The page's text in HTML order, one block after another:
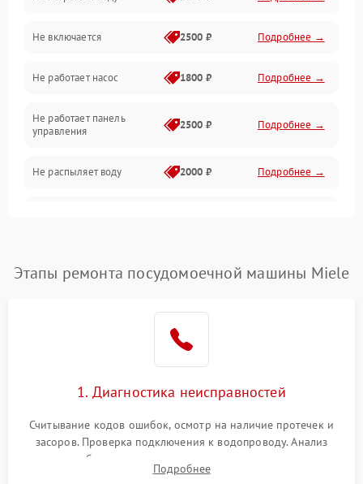
Нагрев
Вода
Гигиена
Программное обеспечение
Не включается 2500 ₽ Подробнее →
Не работает насос 1800 ₽ Подробнее →
Не работает панель
управления
2500 ₽ Подробнее →
Не распыляет воду 2000 ₽ Подробнее →
воды
1800 ₽ Подробнее →
Проблемы с
Этапы ремонта посудомоечной машины Miele
1. Диагностика неисправностей
Считывание кодов ошибок, осмотр на наличие протечек и
засоров. Проверка подключения к водопроводу. Анализ
жалоб на отсутствие слива, нагрева, вращения
разбрызгивателей или срабатывание системы защиты
Подробнее